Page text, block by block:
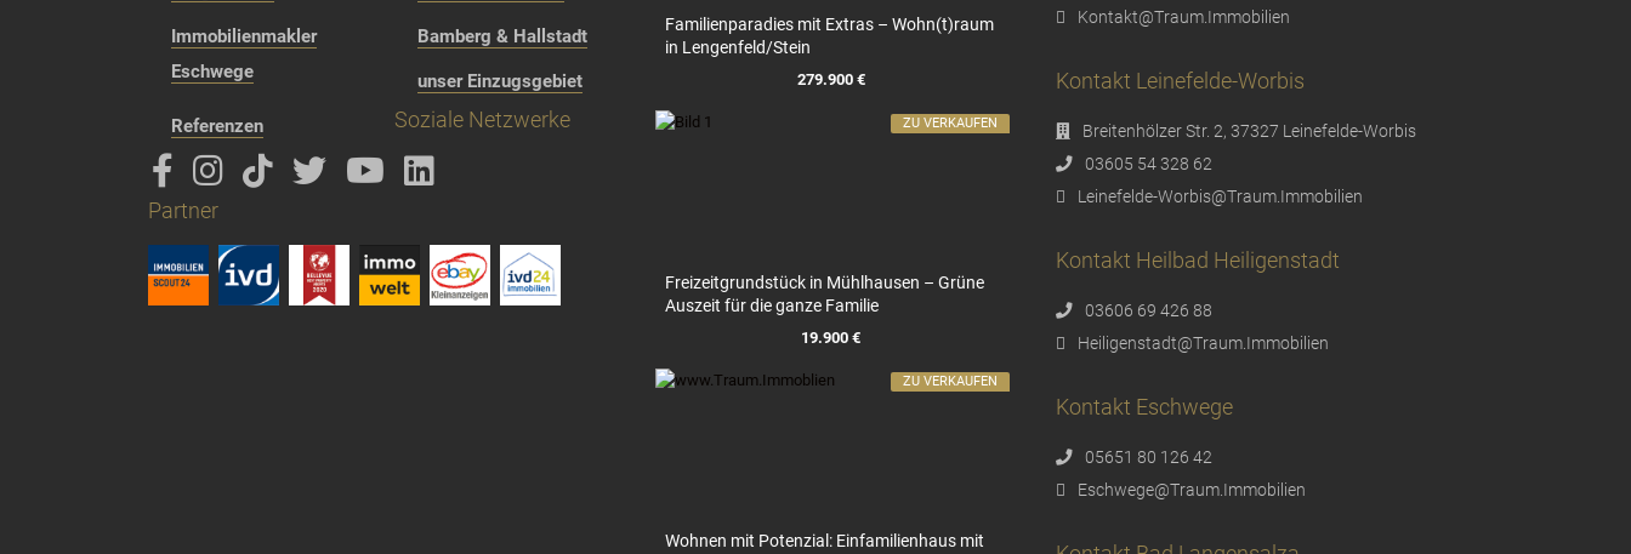
Immobilienmakler
Eschwege
Bamberg & Hallstadt
unser Einzugsgebiet
Referenzen Soziale Netzwerke
Partner
Familienparadies mit Extras – Wohn(t)raum
in Lengenfeld/Stein
279.900 €
Freizeitgrundstück in Mühlhausen – Grüne
Auszeit für die ganze Familie
19.900 €
ZU VERKAUFEN
Wohnen mit Potenzial: Einfamilienhaus mit
ZU VERKAUFEN
Kontakt@Traum.Immobilien
Kontakt Leinefelde-Worbis
Breitenhölzer Str. 2, 37327 Leinefelde-Worbis
03605 54 328 62
Leinefelde-Worbis@Traum.Immobilien
Kontakt Heilbad Heiligenstadt
03606 69 426 88
Heiligenstadt@Traum.Immobilien
Kontakt Eschwege
05651 80 126 42
Eschwege@Traum.Immobilien